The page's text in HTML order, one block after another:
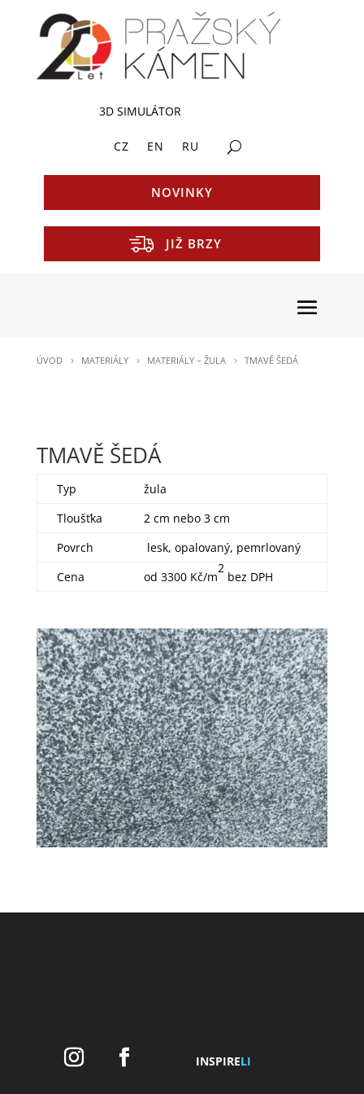
3D SIMULÁTOR
CZ EN RU
NOVINKY
JIŽ BRZY
ÚVOD MATERIÁLY MATERIÁLY – ŽULA TMAVĚ ŠEDÁ
TMAVĚ ŠEDÁ
Typ
žula
Tloušťka
2 cm nebo 3 cm
Povrch
lesk, opalovaný, pemrlovaný
Cena
od 3300 Kč/m
2
bez DPH
INSPIRELI